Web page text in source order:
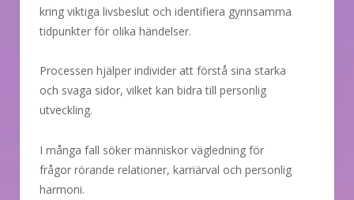
kring viktiga livsbeslut och identifiera gynnsamma
tidpunkter för olika händelser.
Processen hjälper individer att förstå sina starka
och svaga sidor, vilket kan bidra till personlig
utveckling.
I många fall söker människor vägledning för
frågor rörande relationer, karriärval och personlig
harmoni.